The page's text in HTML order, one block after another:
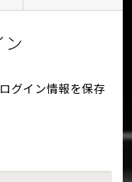
グイン情報を保存